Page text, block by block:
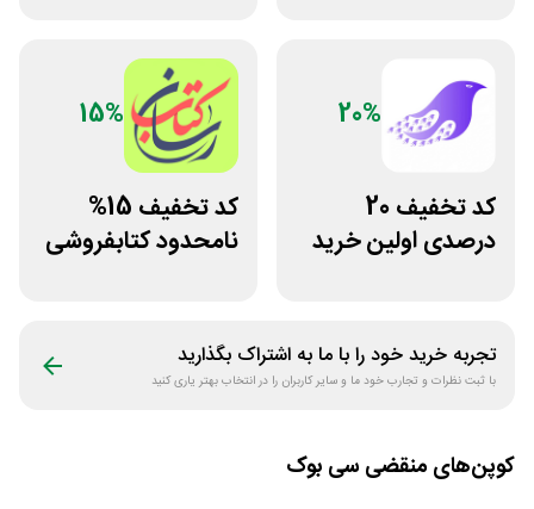
20%
کد تخفیف 20
درصدی اولین خرید
15%
کد تخفیف 15%
نامحدود کتابفروشی
تجربه خرید خود را با ما به اشتراک بگذارید
با ثبت نظرات و تجارب خود ما و سایر کاربران را در انتخاب بهتر یاری کنید
کوپن‌های منقضی سی بوک